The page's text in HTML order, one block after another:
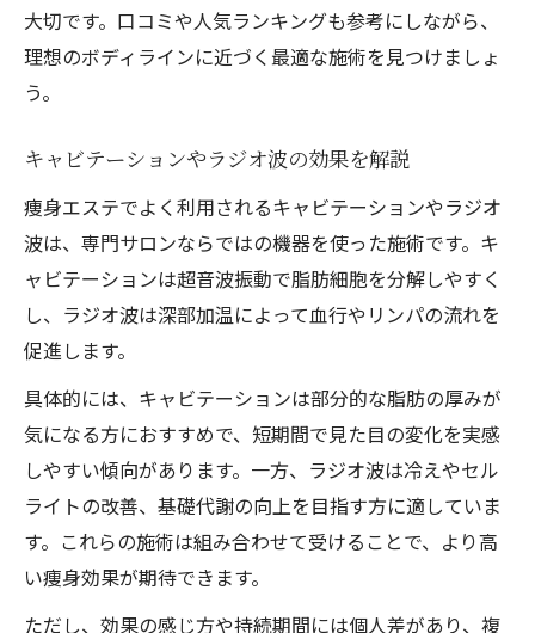
大切です。口コミや人気ランキングも参考にしながら、
理想のボディラインに近づく最適な施術を見つけましょ
う。
キャビテーションやラジオ波の効果を解説
痩身エステでよく利用されるキャビテーションやラジオ
波は、専門サロンならではの機器を使った施術です。キ
ャビテーションは超音波振動で脂肪細胞を分解しやすく
し、ラジオ波は深部加温によって血行やリンパの流れを
促進します。
具体的には、キャビテーションは部分的な脂肪の厚みが
気になる方におすすめで、短期間で見た目の変化を実感
しやすい傾向があります。一方、ラジオ波は冷えやセル
ライトの改善、基礎代謝の向上を目指す方に適していま
す。これらの施術は組み合わせて受けることで、より高
い痩身効果が期待できます。
ただし、効果の感じ方や持続期間には個人差があり、複